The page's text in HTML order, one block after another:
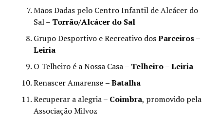
Mãos Dadas pelo Centro Infantil de Alcácer do
Sal – Torrão/Alcácer do Sal
Grupo Desportivo e Recreativo dosParceiros –
Leiria
O Telheiro é a Nossa Casa – Telheiro – Leiria
Renascer Amarense – Batalha
Recuperar a alegria – Coimbra, promovido pela
Associação Milvoz